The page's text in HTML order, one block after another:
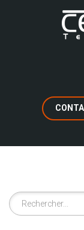
Rechercher